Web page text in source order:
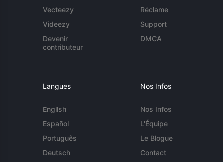
Vecteezy
Videezy
Devenir
contributeur
Réclame
Support
DMCA
Langues
English
Español
Português
Deutsch
Nos Infos
Nos Infos
L'Équipe
Le Blogue
Contact